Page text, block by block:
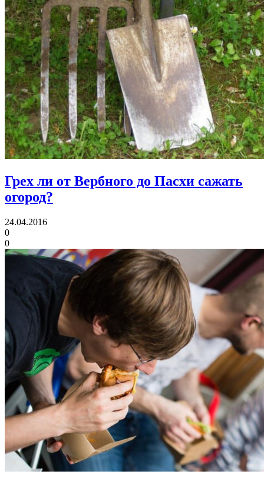
Грех ли от Вербного до Пасхи сажать
огород?
24.04.2016
0
0